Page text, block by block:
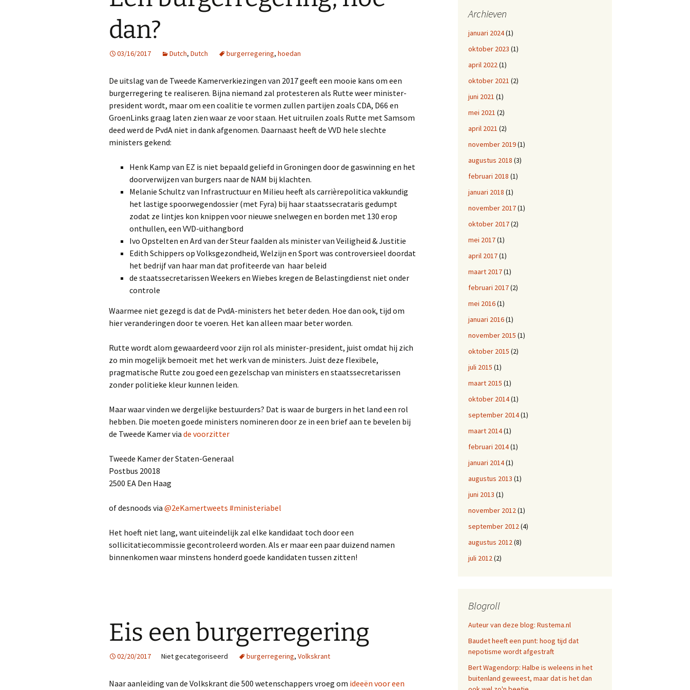
dan?
03/16/2017 Dutch, Dutch burgerregering, hoedan
De uitslag van de Tweede Kamerverkiezingen van 2017 geeft een mooie kans om een
burgerregering te realiseren. Bijna niemand zal protesteren als Rutte weer minister-
president wordt, maar om een coalitie te vormen zullen partijen zoals CDA, D66 en
GroenLinks graag laten zien waar ze voor staan. Het uitruilen zoals Rutte met Samsom
deed werd de PvdA niet in dank afgenomen. Daarnaast heeft de VVD hele slechte
ministers gekend:
Henk Kamp van EZ is niet bepaald geliefd in Groningen door de gaswinning en het
doorverwijzen van burgers naar de NAM bij klachten.
Melanie Schultz van Infrastructuur en Milieu heeft als carrièrepolitica vakkundig
het lastige spoorwegendossier (met Fyra) bij haar staatssecrataris gedumpt
zodat ze lintjes kon knippen voor nieuwe snelwegen en borden met 130 erop
onthullen, een VVD-uithangbord
Ivo Opstelten en Ard van der Steur faalden als minister van Veiligheid & Justitie
Edith Schippers op Volksgezondheid, Welzijn en Sport was controversieel doordat
het bedrijf van haar man dat profiteerde van haar beleid
de staatssecretarissen Weekers en Wiebes kregen de Belastingdienst niet onder
controle
Waarmee niet gezegd is dat de PvdA-ministers het beter deden. Hoe dan ook, tijd om
hier veranderingen door te voeren. Het kan alleen maar beter worden.
Rutte wordt alom gewaardeerd voor zijn rol als minister-president, juist omdat hij zich
zo min mogelijk bemoeit met het werk van de ministers. Juist deze flexibele,
pragmatische Rutte zou goed een gezelschap van ministers en staatssecretarissen
zonder politieke kleur kunnen leiden.
Maar waar vinden we dergelijke bestuurders? Dat is waar de burgers in het land een rol
hebben. Die moeten goede ministers nomineren door ze in een brief aan te bevelen bij
de Tweede Kamer via de voorzitter
Tweede Kamer der Staten-Generaal
Postbus 20018
2500 EA Den Haag
of desnoods via @2eKamertweets #ministeriabel
Het hoeft niet lang, want uiteindelijk zal elke kandidaat toch door een
sollicitatiecommissie gecontroleerd worden. Als er maar een paar duizend namen
binnenkomen waar minstens honderd goede kandidaten tussen zitten!
Eis een burgerregering
02/20/2017 Niet gecategoriseerd burgerregering, Volkskrant
Naar aanleiding van de Volkskrant die 500 wetenschappers vroeg om ideeën voor een
Archieven
januari 2024(1)
oktober 2023 (1)
april 2022 (1)
oktober 2021 (2)
juni 2021 (1)
mei 2021 (2)
april 2021 (2)
november 2019(1)
augustus 2018 (3)
februari 2018 (1)
januari 2018 (1)
november 2017(1)
oktober 2017(2)
mei 2017(1)
april 2017(1)
maart 2017(1)
februari 2017(2)
mei 2016(1)
januari 2016(1)
november 2015 (1)
oktober 2015 (2)
juli 2015 (1)
maart 2015 (1)
oktober 2014(1)
september 2014(1)
maart 2014(1)
februari 2014(1)
januari 2014(1)
augustus 2013 (1)
juni 2013 (1)
november 2012 (1)
september 2012 (4)
augustus 2012 (8)
juli 2012 (2)
Blogroll
Auteur van deze blog: Rustema.nl
Baudet heeft een punt: hoog tijd dat
nepotisme wordt afgestraft
Bert Wagendorp: Halbe is weleens in het
buitenland geweest, maar dat is het dan